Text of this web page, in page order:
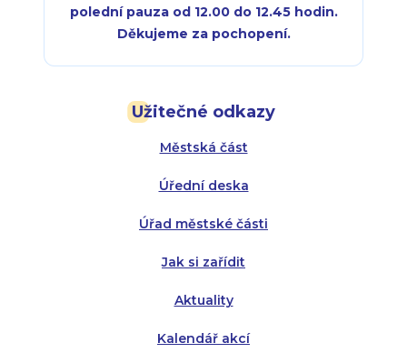
Užitečné odkazy
Městská část
Úřední deska
Úřad městské části
Jak si zařídit
Aktuality
Kalendář akcí
polední pauza od 12.00 do 12.45 hodin.
Děkujeme za pochopení.
Úterý:
Středa:
Čtvrtek:
Pátek:
Úterý:
Středa:
Čtvrtek: